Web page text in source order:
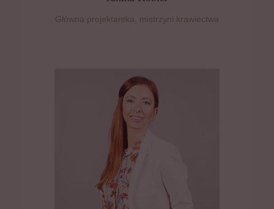
Główna projektantka, mistrzyni krawiectwa